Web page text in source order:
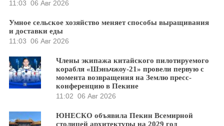
11:03 06 Авг 2026
Умное сельское хозяйство меняет способы выращивания
и доставки еды
11:03 06 Авг 2026
Члены экипажа китайского пилотируемого
корабля «Шэньчжоу-21» провели первую с
момента возвращения на Землю пресс-
конференцию в Пекине
11:02 06 Авг 2026
ЮНЕСКО объявила Пекин Всемирной
столицей архитектуры на 2029 год